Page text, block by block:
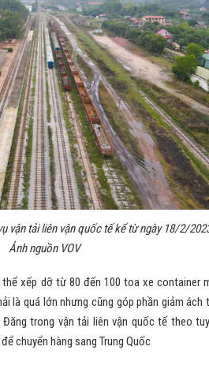
vận tải liên vận quốc tế kể từ ngày 18/2/
Ảnh nguồn VOV
thể xếp dỡ từ 80 đến 100 toa xe container
là quá lớn nhưng cũng góp phần giảm ách
trong vận tải liên vận quốc tế theo
chuyển hàng sang Trung Quốc